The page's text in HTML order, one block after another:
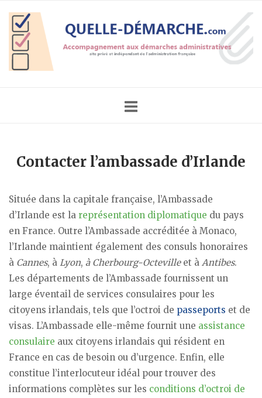
content
Home
Contacter l’ambassade d’Irlande
Située dans la capitale française, l’Ambassade
d’Irlande est la représentation diplomatique du pays
en France. Outre l’Ambassade accréditée à Monaco,
l’Irlande maintient également des consuls honoraires
à Cannes, à Lyon, à Cherbourg-Octevilleet à Antibes.
Les départements de l’Ambassade fournissent un
large éventail de services consulaires pour les
citoyens irlandais, tels que l’octroi de passeports et de
visas. L’Ambassade elle-même fournit une assistance
consulaire aux citoyens irlandais qui résident en
France en cas de besoin ou d’urgence. Enfin, elle
constitue l’interlocuteur idéal pour trouver des
informations complètes sur les conditions d’octroi de